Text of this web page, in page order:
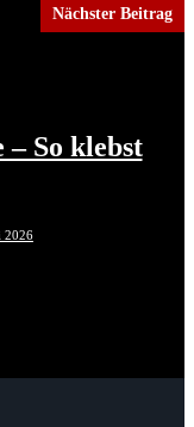
Nächster Beitrag
– So klebst
2026